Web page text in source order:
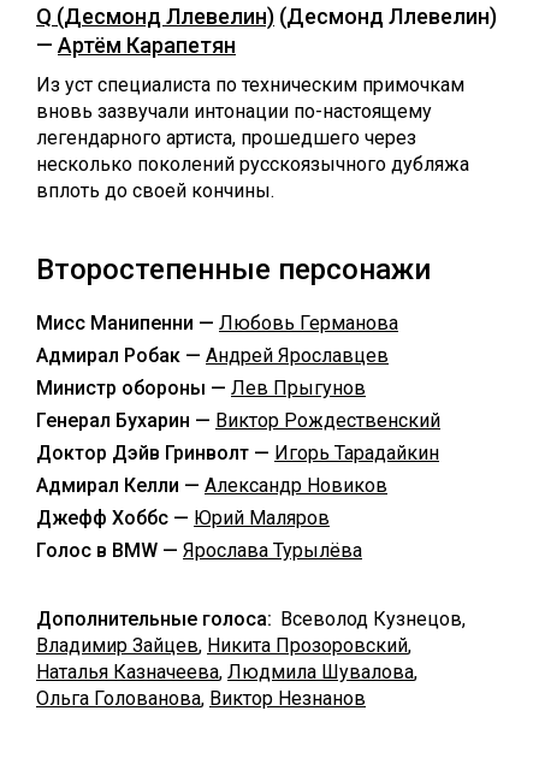
Q (Десмонд Ллевелин) (Десмонд Ллевелин)
— Артём Карапетян
Из уст специалиста по техническим примочкам
вновь зазвучали интонации по-настоящему
легендарного артиста, прошедшего через
несколько поколений русскоязычного дубляжа
вплоть до своей кончины.
Второстепенные персонажи
Мисс Манипенни — Любовь Германова
Адмирал Робак — Андрей Ярославцев
Министр обороны — Лев Прыгунов
Генерал Бухарин — Виктор Рождественский
Доктор Дэйв Гринволт — Игорь Тарадайкин
Адмирал Келли — Александр Новиков
Джефф Хоббс — Юрий Маляров
Голос в BMW — Ярослава Турылёва
Дополнительные голоса: Всеволод Кузнецов,
Владимир Зайцев, Никита Прозоровский,
Наталья Казначеева, Людмила Шувалова,
Ольга Голованова, Виктор Незнанов